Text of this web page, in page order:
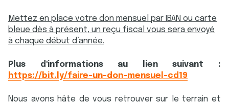
Mettez en place votre don mensuel par IBAN ou carte
bleue dès à présent, un reçu fiscal vous sera envoyé
à chaque début d’année.
Plus d'informations au lien suivant :
https://bit.ly/faire-un-don-mensuel-cd19
Nous avons hâte de vous retrouver sur le terrain et